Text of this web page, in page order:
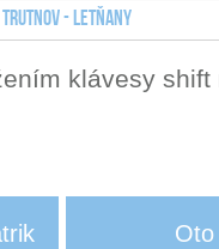
Trutnov - Letňany
klávesy
Oto